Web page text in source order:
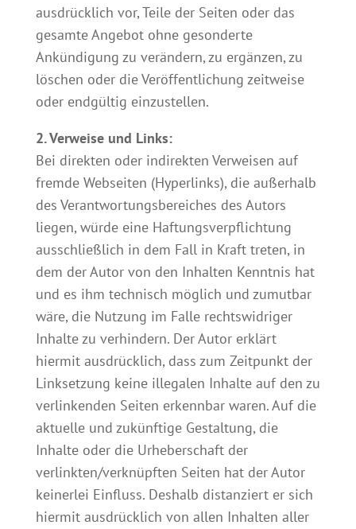
ausdrücklich vor, Teile der Seiten oder das
gesamte Angebot ohne gesonderte
Ankündigung zu verändern, zu ergänzen, zu
löschen oder die Veröffentlichung zeitweise
oder endgültig einzustellen.
2. Verweise und Links:
Bei direkten oder indirekten Verweisen auf
fremde Webseiten (Hyperlinks), die außerhalb
des Verantwortungsbereiches des Autors
liegen, würde eine Haftungsverpflichtung
ausschließlich in dem Fall in Kraft treten, in
dem der Autor von den Inhalten Kenntnis hat
und es ihm technisch möglich und zumutbar
wäre, die Nutzung im Falle rechtswidriger
Inhalte zu verhindern. Der Autor erklärt
hiermit ausdrücklich, dass zum Zeitpunkt der
Linksetzung keine illegalen Inhalte auf den zu
verlinkenden Seiten erkennbar waren. Auf die
aktuelle und zukünftige Gestaltung, die
Inhalte oder die Urheberschaft der
verlinkten/verknüpften Seiten hat der Autor
keinerlei Einfluss. Deshalb distanziert er sich
hiermit ausdrücklich von allen Inhalten aller